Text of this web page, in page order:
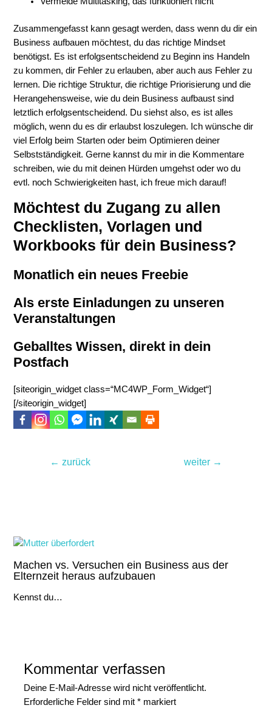
Zusammengefasst kann gesagt werden, dass wenn du dir ein
Business aufbauen möchtest, du das richtige Mindset
benötigst. Es ist erfolgsentscheidend zu Beginn ins Handeln
zu kommen, dir Fehler zu erlauben, aber auch aus Fehler zu
lernen. Die richtige Struktur, die richtige Priorisierung und die
Herangehensweise, wie du dein Business aufbaust sind
letztlich erfolgsentscheidend. Du siehst also, es ist alles
möglich, wenn du es dir erlaubst loszulegen. Ich wünsche dir
viel Erfolg beim Starten oder beim Optimieren deiner
Selbstständigkeit. Gerne kannst du mir in die Kommentare
schreiben, wie du mit deinen Hürden umgehst oder wo du
evtl. noch Schwierigkeiten hast, ich freue mich darauf!
Möchtest du Zugang zu allen
Checklisten, Vorlagen und
Workbooks für dein Business?
Monatlich ein neues Freebie
Als erste Einladungen zu unseren
Veranstaltungen
Geballtes Wissen, direkt in dein
Postfach
[siteorigin_widget class=“MC4WP_Form_Widget“]
[/siteorigin_widget]
Beitragsnavigation
← zurück weiter →
Machen vs. Versuchen ein Business aus der
Elternzeit heraus aufzubauen
Kennst du…
Kommentar verfassen
Deine E-Mail-Adresse wird nicht veröffentlicht.
Erforderliche Felder sind mit* markiert